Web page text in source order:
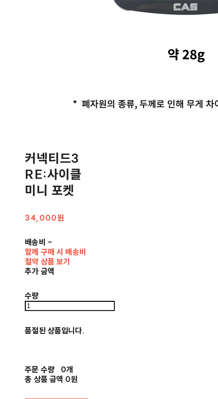
커넥티드3
RE:사이클
미니 포켓
34,000원
배송비 -
함께 구매 시 배송비
절약 상품 보기
추가 금액
수량
품절된 상품입니다.
주문 수량
0개
총 상품 금액 0원